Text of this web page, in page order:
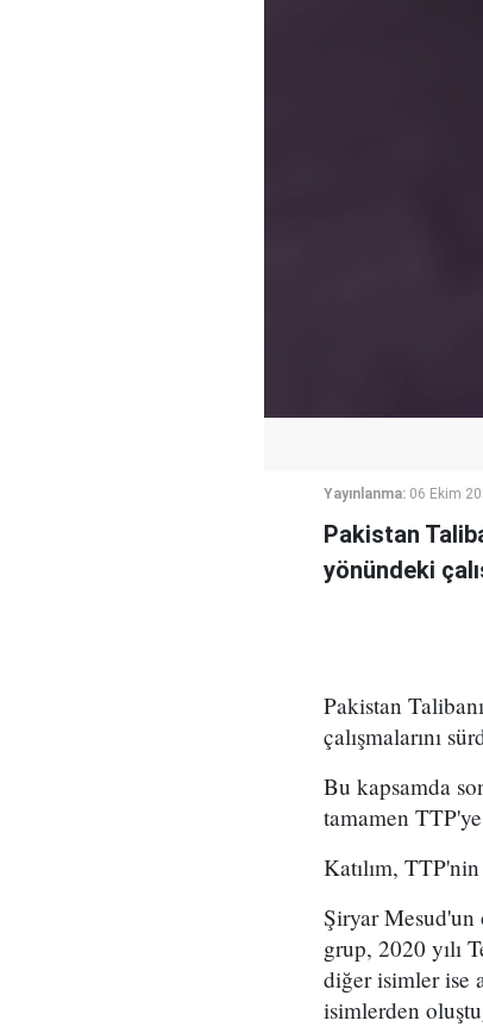
Yayınlanma: 06 Ekim
Pakistan
yönündeki
Pakistan
çalışmalarını
Bu kapsamda
tamamen TTP'ye
Katılım,
Şiryar
grup, 2020 yılı
diğer isimler ise
isimlerden